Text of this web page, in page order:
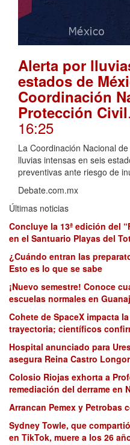
Alerta por
estados de
Coordinación
Protección Civil
16:25
La Coordinación Nacional
lluvias intensas en seis
preventivas ante riesgo de
Debate.com.mx
Últimas noticias
Concluye la 13ª edición del
en el Santuario Playas del
¿Cuándo entran las
Esto es lo que se sabe
¡Nuevo semestre! Conoce
escuelas normales en
Cohete de SpaceX impacta
trayectoria; científicos
Hospital anunciado para
asegura Reina Castro
Colosio Riojas exhorta a
remediación del derrame en
Arrancan Pemex y Petrobas
Sydney Towle, que
en TikTok, muere a los 26